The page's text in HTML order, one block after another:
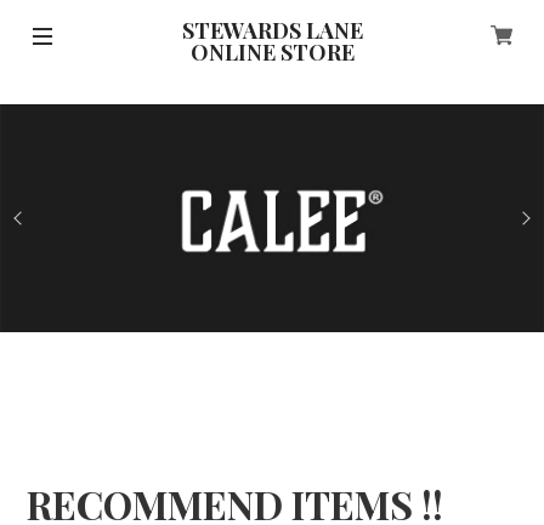
STEWARDS LANE
ONLINE STORE
RECOMMEND ITEMS !!